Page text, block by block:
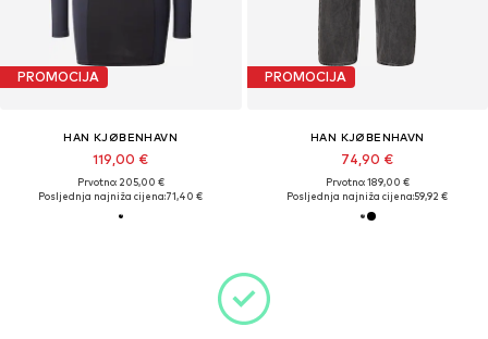
PROMOCIJA
HAN KJØBENHAVN
119,00 €
Prvotno: 205,00 €
Posljednja najniža cijena:71,40 €
PROMOCIJA
HAN KJØBENHAVN
74,90 €
Prvotno: 189,00 €
Posljednja najniža cijena:59,92 €